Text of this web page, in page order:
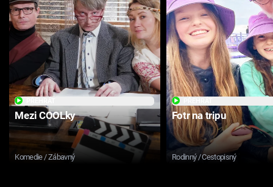
Mezi COOLky
Komedie / Zábavný
Fotr na tripu
Rodinný / Cestopisný